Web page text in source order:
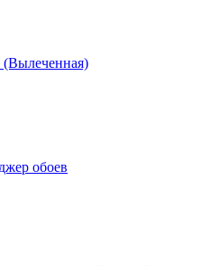
(Вылеченная)
обоев